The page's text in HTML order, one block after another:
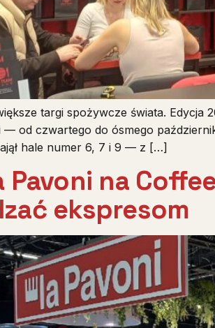
targi spożywcze świata. Edycja
— od czwartego do ósmego
hale numer 6, 7 i 9 — z […]
Pavoni na
ekspresom